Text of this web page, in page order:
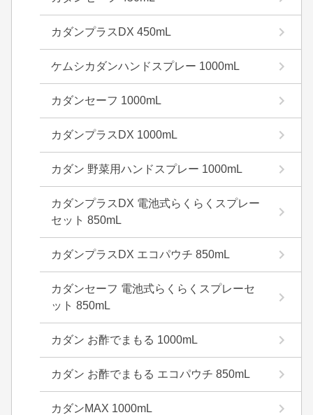
カダンプラスDX 450mL
ケムシカダンハンドスプレー 1000mL
カダンセーフ 1000mL
カダンプラスDX 1000mL
カダン 野菜用ハンドスプレー 1000mL
カダンプラスDX 電池式らくらくスプレー
セット 850mL
カダンプラスDX エコパウチ 850mL
カダンセーフ 電池式らくらくスプレーセ
ット 850mL
カダン お酢でまもる 1000mL
カダン お酢でまもる エコパウチ 850mL
カダンMAX 1000mL